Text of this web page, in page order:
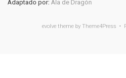
Adaptado por: Ala de Dragón
evolve theme by Theme4Press •